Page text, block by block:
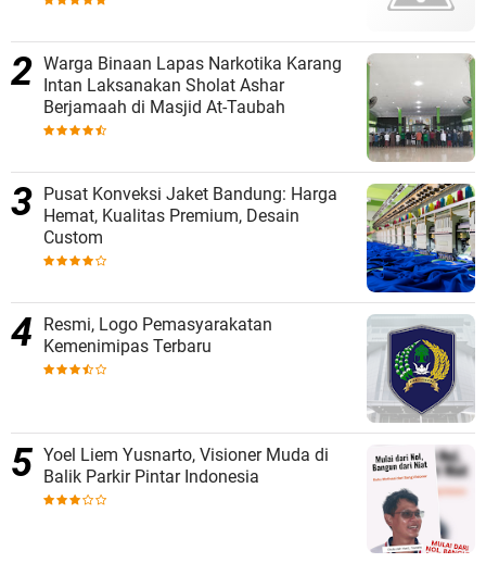
Warga Binaan Lapas Narkotika Karang
Intan Laksanakan Sholat Ashar
Berjamaah di Masjid At-Taubah
Pusat Konveksi Jaket Bandung: Harga
Hemat, Kualitas Premium, Desain
Custom
Resmi, Logo Pemasyarakatan
Kemenimipas Terbaru
Yoel Liem Yusnarto, Visioner Muda di
Balik Parkir Pintar Indonesia